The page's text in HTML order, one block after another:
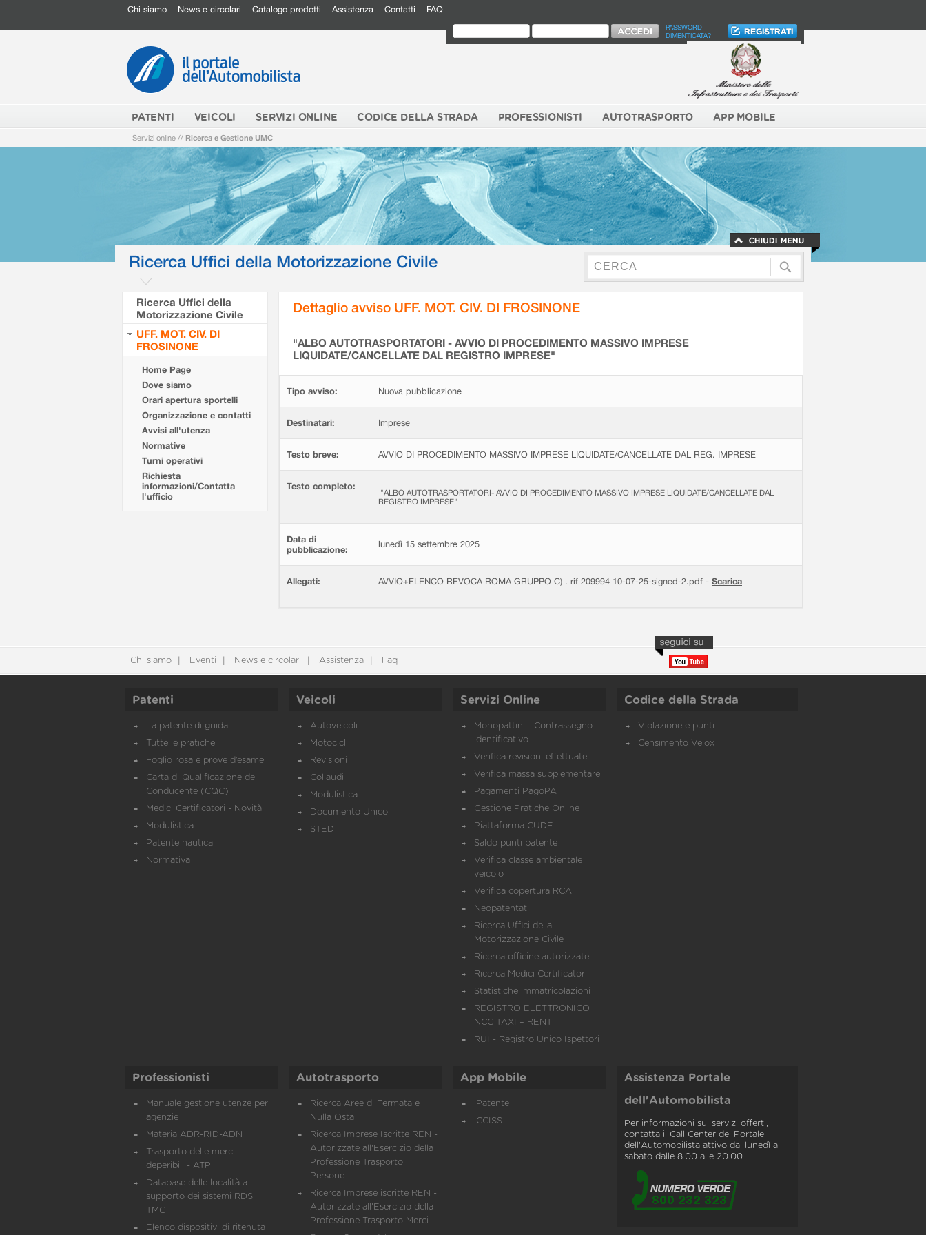
Chi siamo News e circolari Catalogo prodotti Assistenza Contatti FAQ
PASSWORD
DIMENTICATA?
PATENTI VEICOLI SERVIZI ONLINE CODICE DELLA STRADA PROFESSIONISTI AUTOTRASPORTO APP MOBILE
Servizi online // Ricerca e Gestione UMC
Ricerca Uffici della Motorizzazione Civile
Ricerca Uffici della
Motorizzazione Civile
UFF. MOT. CIV. DI
FROSINONE
Home Page
Dove siamo
Orari apertura sportelli
Organizzazione e contatti
Avvisi all'utenza
Normative
Turni operativi
Richiesta
informazioni/Contatta
l'ufficio
Dettaglio avviso UFF. MOT. CIV. DI FROSINONE
"ALBO AUTOTRASPORTATORI - AVVIO DI PROCEDIMENTO MASSIVO IMPRESE
LIQUIDATE/CANCELLATE DAL REGISTRO IMPRESE"
Tipo avviso: Nuova pubblicazione
Destinatari: Imprese
Testo breve: AVVIO DI PROCEDIMENTO MASSIVO IMPRESE LIQUIDATE/CANCELLATE DAL REG. IMPRESE
Testo completo:
"ALBO AUTOTRASPORTATORI- AVVIO DI PROCEDIMENTO MASSIVO IMPRESE LIQUIDATE/CANCELLATE DAL
REGISTRO IMPRESE"
Data di
pubblicazione:
lunedì 15 settembre 2025
Allegati: AVVIO+ELENCO REVOCA ROMA GRUPPO C) . rif 209994 10-07-25-signed-2.pdf - Scarica
Chi siamo Eventi News e circolari Assistenza Faq
Patenti
La patente di guida
Tutte le pratiche
Foglio rosa e prove d’esame
Carta di Qualificazione del
Conducente (CQC)
Medici Certificatori - Novità
Modulistica
Patente nautica
Normativa
Veicoli
Autoveicoli
Motocicli
Revisioni
Collaudi
Modulistica
Documento Unico
STED
Servizi Online
Monopattini - Contrassegno
identificativo
Verifica revisioni effettuate
Verifica massa supplementare
Pagamenti PagoPA
Gestione Pratiche Online
Piattaforma CUDE
Saldo punti patente
Verifica classe ambientale
veicolo
Verifica copertura RCA
Neopatentati
Ricerca Uffici della
Motorizzazione Civile
Ricerca officine autorizzate
Ricerca Medici Certificatori
Statistiche immatricolazioni
REGISTRO ELETTRONICO
NCC TAXI – RENT
RUI - Registro Unico Ispettori
Codice della Strada
Violazione e punti
Censimento Velox
Professionisti
Manuale gestione utenze per
agenzie
Materia ADR-RID-ADN
Trasporto delle merci
deperibili - ATP
Database delle località a
supporto dei sistemi RDS
TMC
Elenco dispositivi di ritenuta
Autotrasporto
Ricerca Aree di Fermata e
Nulla Osta
Ricerca Imprese Iscritte REN -
Autorizzate all'Esercizio della
Professione Trasporto
Persone
Ricerca Imprese iscritte REN -
Autorizzate all'Esercizio della
Professione Trasporto Merci
App Mobile
iPatente
iCCISS
Assistenza Portale
dell'Automobilista
Per informazioni sui servizi offerti,
contatta il Call Center del Portale
dell'Automobilista attivo dal lunedì al
sabato dalle 8.00 alle 20.00